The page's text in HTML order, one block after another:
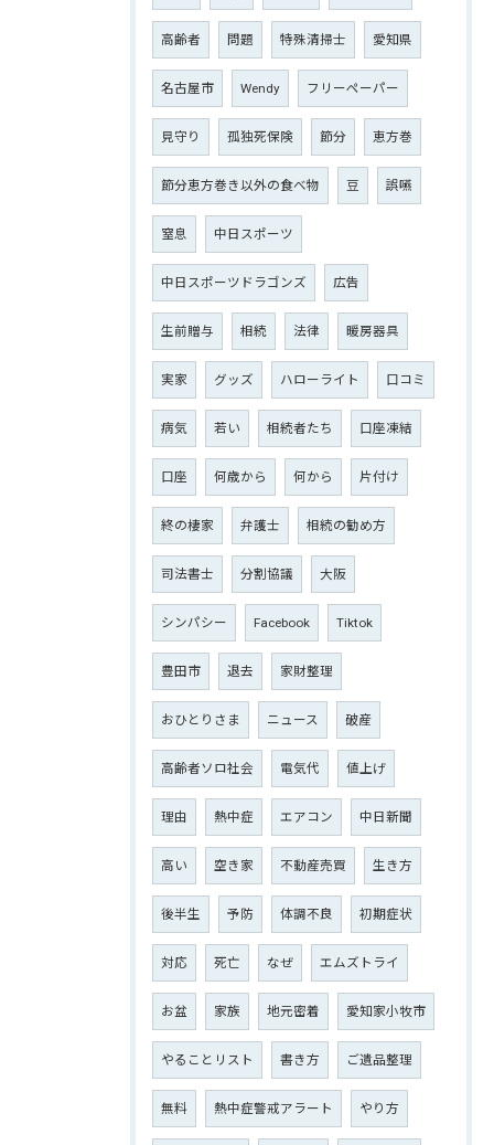
高齢者 問題 特殊清掃士 愛知県
名古屋市 Wendy フリーペーパー
見守り 孤独死保険 節分 恵方巻
節分恵方巻き以外の食べ物 豆 誤嚥
窒息 中日スポーツ
中日スポーツドラゴンズ 広告
生前贈与 相続 法律 暖房器具
実家 グッズ ハローライト 口コミ
病気 若い 相続者たち 口座凍結
口座 何歳から 何から 片付け
終の棲家 弁護士 相続の勧め方
司法書士 分割協議 大阪
シンパシー Facebook Tiktok
豊田市 退去 家財整理
おひとりさま ニュース 破産
高齢者ソロ社会 電気代 値上げ
理由 熱中症 エアコン 中日新聞
高い 空き家 不動産売買 生き方
後半生 予防 体調不良 初期症状
対応 死亡 なぜ エムズトライ
お盆 家族 地元密着 愛知家小牧市
やることリスト 書き方 ご遺品整理
無料 熱中症警戒アラート やり方